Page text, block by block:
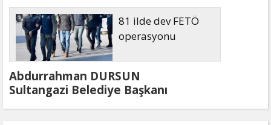
81 ilde dev FETÖ
operasyonu
Abdurrahman DURSUN
Sultangazi Belediye Başkanı